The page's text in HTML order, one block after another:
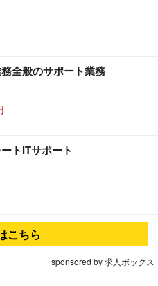
全般のサポート業務
トITサポート
こちら
sponsored by 求人ボックス